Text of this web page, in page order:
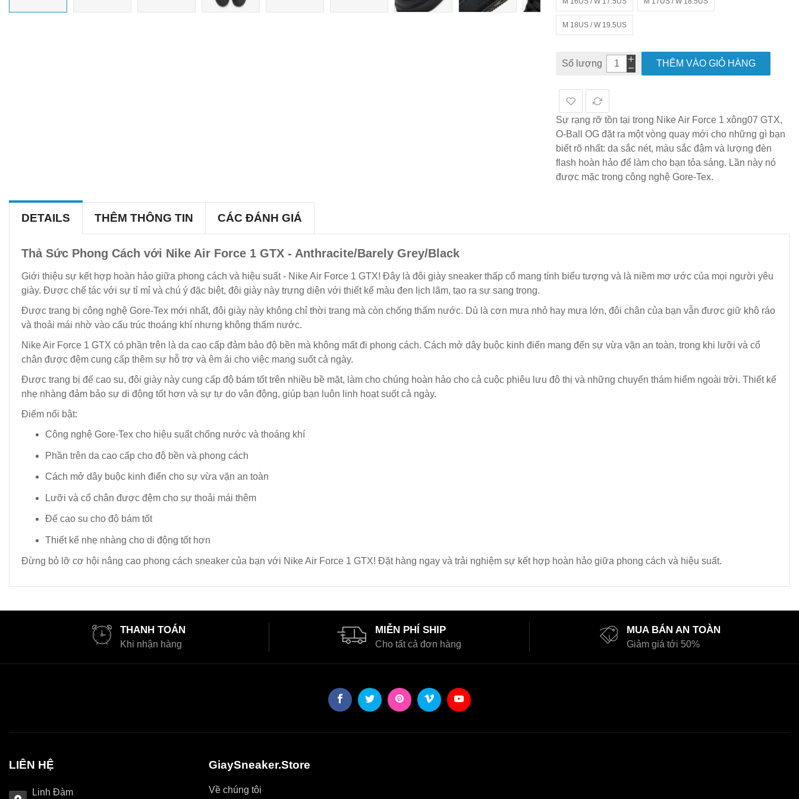
M 18US / W 19.5US
Số lượng THÊM VÀO GIỎ HÀNG
Sự rạng rỡ tồn tại trong Nike Air Force 1 xông07 GTX,
O-Ball OG đặt ra một vòng quay mới cho những gì bạn
biết rõ nhất: da sắc nét, màu sắc đậm và lượng đèn
flash hoàn hảo để làm cho bạn tỏa sáng. Lần này nó
được mặc trong công nghệ Gore-Tex.
DETAILS THÊM THÔNG TIN CÁC ĐÁNH GIÁ
Thả Sức Phong Cách với Nike Air Force 1 GTX - Anthracite/Barely Grey/Black
Giới thiệu sự kết hợp hoàn hảo giữa phong cách và hiệu suất - Nike Air Force 1 GTX! Đây là đôi giày sneaker thấp cổ mang tính biểu tượng và là niềm mơ ước của mọi người yêu
giày. Được chế tác với sự tỉ mỉ và chú ý đặc biệt, đôi giày này trưng diện với thiết kế màu đen lịch lãm, tạo ra sự sang trọng.
Được trang bị công nghệ Gore-Tex mới nhất, đôi giày này không chỉ thời trang mà còn chống thấm nước. Dù là cơn mưa nhỏ hay mưa lớn, đôi chân của bạn vẫn được giữ khô ráo
và thoải mái nhờ vào cấu trúc thoáng khí nhưng không thấm nước.
Nike Air Force 1 GTX có phần trên là da cao cấp đảm bảo độ bền mà không mất đi phong cách. Cách mở dây buộc kinh điển mang đến sự vừa vặn an toàn, trong khi lưỡi và cổ
chân được đệm cung cấp thêm sự hỗ trợ và êm ái cho việc mang suốt cả ngày.
Được trang bị đế cao su, đôi giày này cung cấp độ bám tốt trên nhiều bề mặt, làm cho chúng hoàn hảo cho cả cuộc phiêu lưu đô thị và những chuyến thám hiểm ngoài trời. Thiết kế
nhẹ nhàng đảm bảo sự di động tốt hơn và sự tự do vận động, giúp bạn luôn linh hoạt suốt cả ngày.
Điểm nổi bật:
Công nghệ Gore-Tex cho hiệu suất chống nước và thoáng khí
Phần trên da cao cấp cho độ bền và phong cách
Cách mở dây buộc kinh điển cho sự vừa vặn an toàn
Lưỡi và cổ chân được đệm cho sự thoải mái thêm
Đế cao su cho độ bám tốt
Thiết kế nhẹ nhàng cho di động tốt hơn
Đừng bỏ lỡ cơ hội nâng cao phong cách sneaker của bạn với Nike Air Force 1 GTX! Đặt hàng ngay và trải nghiệm sự kết hợp hoàn hảo giữa phong cách và hiệu suất.
THANH TOÁN
Khi nhận hàng
MIỄN PHÍ SHIP
Cho tất cả đơn hàng
MUA BÁN AN TOÀN
Giảm giá tới 50%
LIÊN HỆ
Linh Đàm
GiaySneaker.Store
Về chúng tôi